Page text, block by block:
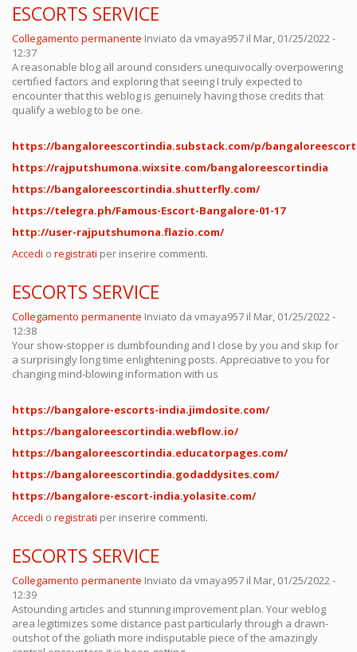
ESCORTS SERVICE
Collegamento permanente Inviato da vmaya957 il Mar, 01/25/2022 -
12:37
A reasonable blog all around considers unequivocally overpowering
certified factors and exploring that seeing I truly expected to
encounter that this weblog is genuinely having those credits that
qualify a weblog to be one.
https://bangaloreescortindia.substack.com/p/
https://rajputshumona.wixsite.com/bangaloreescortindia
https://bangaloreescortindia.shutterfly.com/
https://telegra.ph/Famous-Escort-Bangalore-01-17
http://user-rajputshumona.flazio.com/
Accedi o registrati per inserire commenti.
ESCORTS SERVICE
Collegamento permanente Inviato da vmaya957 il Mar, 01/25/2022 -
12:38
Your show-stopper is dumbfounding and I close by you and skip for
a surprisingly long time enlightening posts. Appreciative to you for
changing mind-blowing information with us
https://bangalore-escorts-india.jimdosite.com/
https://bangaloreescortindia.webflow.io/
https://bangaloreescortindia.educatorpages.com/
https://bangaloreescortindia.godaddysites.com/
https://bangalore-escort-india.yolasite.com/
Accedi o registrati per inserire commenti.
ESCORTS SERVICE
Collegamento permanente Inviato da vmaya957 il Mar, 01/25/2022 -
12:39
Astounding articles and stunning improvement plan. Your weblog
area legitimizes some distance past particularly through a drawn-
outshot of the goliath more indisputable piece of the amazingly